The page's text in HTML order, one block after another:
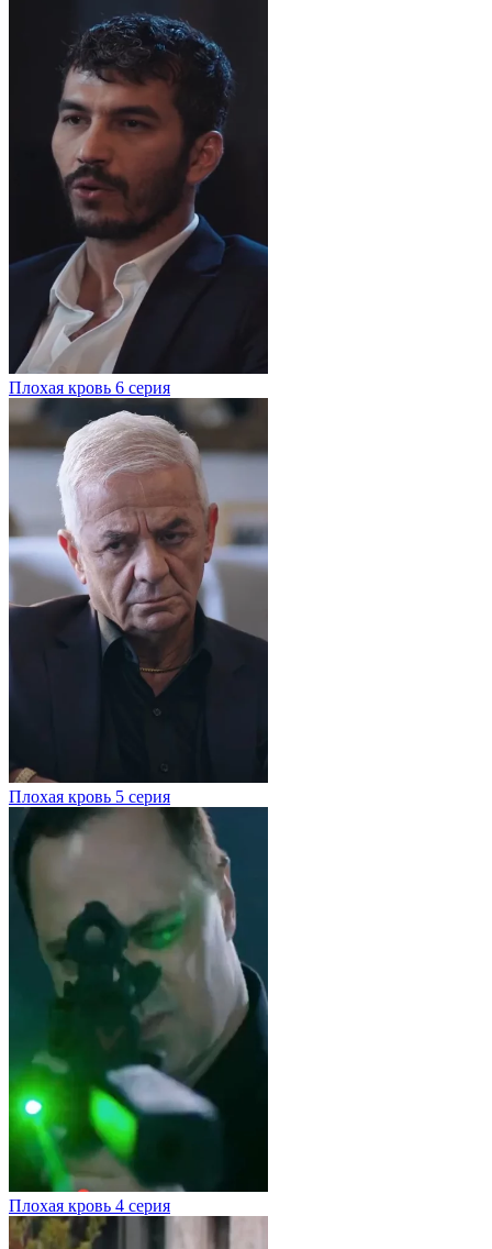
Плохая кровь 6 серия
Плохая кровь 5 серия
Плохая кровь 4 серия